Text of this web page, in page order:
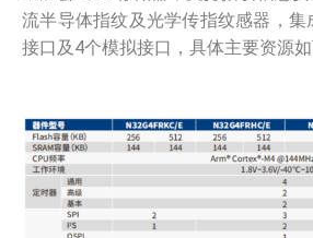
流半导体指纹及光学传指纹感器，
接口及4个模拟接口，具体主要资源如